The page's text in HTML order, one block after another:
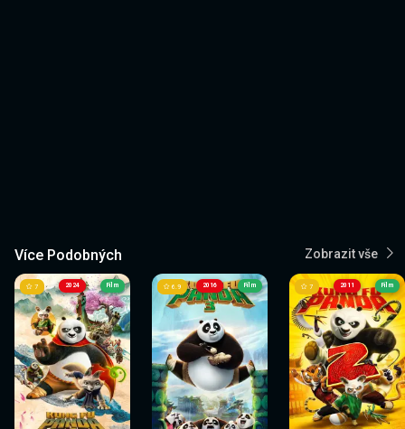
Více Podobných Zobrazit vše
2024
Sledovat
7 Film
Sledovat
2016
Sledovat
6.9 Film
Sledovat
2011
Sledovat
7 Film
Sledovat